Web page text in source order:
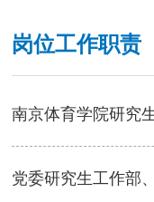
岗位工作职责
南京体育学院研究
党委研究生工作部